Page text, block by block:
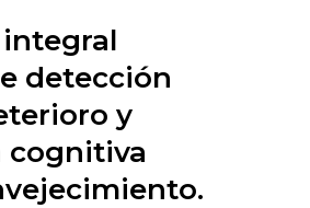
detección
y
cognitiva